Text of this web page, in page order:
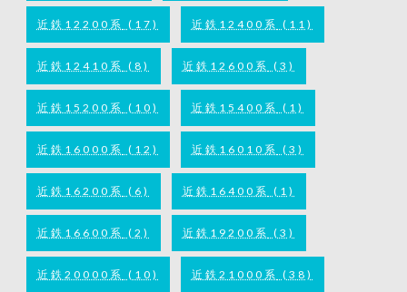
近鉄12200系 (17) 近鉄12400系 (11)
近鉄12410系 (8) 近鉄12600系 (3)
近鉄15200系 (10) 近鉄15400系 (1)
近鉄16000系 (12) 近鉄16010系 (3)
近鉄16200系 (6) 近鉄16400系 (1)
近鉄16600系 (2) 近鉄19200系 (3)
近鉄20000系 (10) 近鉄21000系 (38)